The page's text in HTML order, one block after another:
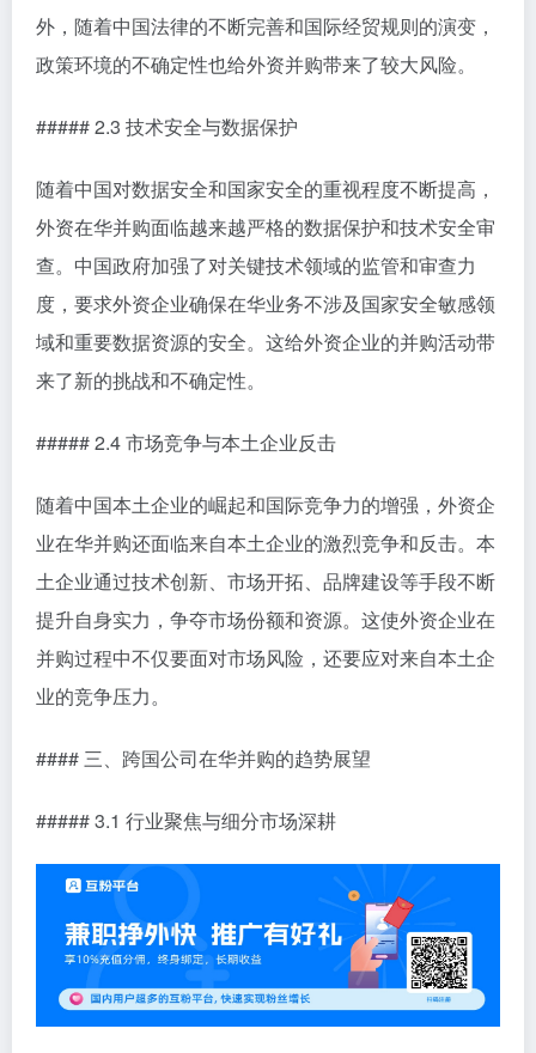
外，随着中国法律的不断完善和国际经贸规则的演变，
政策环境的不确定性也给外资并购带来了较大风险。
##### 2.3 技术安全与数据保护
随着中国对数据安全和国家安全的重视程度不断提高，
外资在华并购面临越来越严格的数据保护和技术安全审
查。中国政府加强了对关键技术领域的监管和审查力
度，要求外资企业确保在华业务不涉及国家安全敏感领
域和重要数据资源的安全。这给外资企业的并购活动带
来了新的挑战和不确定性。
##### 2.4 市场竞争与本土企业反击
随着中国本土企业的崛起和国际竞争力的增强，外资企
业在华并购还面临来自本土企业的激烈竞争和反击。本
土企业通过技术创新、市场开拓、品牌建设等手段不断
提升自身实力，争夺市场份额和资源。这使外资企业在
并购过程中不仅要面对市场风险，还要应对来自本土企
业的竞争压力。
#### 三、跨国公司在华并购的趋势展望
##### 3.1 行业聚焦与细分市场深耕